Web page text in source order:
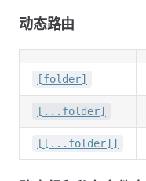
动态路由
[folder]
[...folder]
[[...folder]]